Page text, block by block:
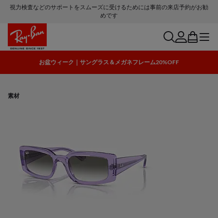
視力検査などのサポートをスムーズに受けるためには事前の来店予約がお勧
めです
searchaccount
bag menu
お盆ウィーク｜サングラス＆メガネフレーム20%OFF
素材